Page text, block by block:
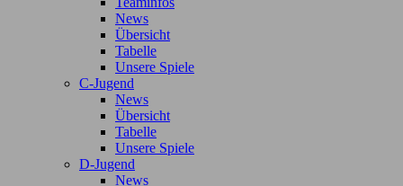
News
Übersicht
Tabelle
Unsere Spiele
C-Jugend
News
Übersicht
Tabelle
Unsere Spiele
D-Jugend
News